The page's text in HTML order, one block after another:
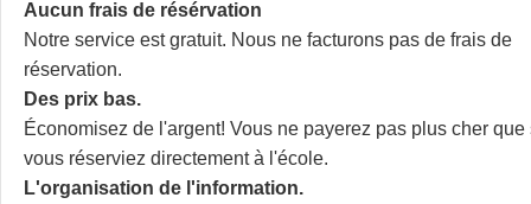
Aucun frais de résérvation
Notre service est gratuit. Nous ne facturons pas de frais de
réservation.
Des prix bas.
Économisez de l'argent! Vous ne payerez pas plus cher que
vous réserviez directement à l'école.
L'organisation de l'information.